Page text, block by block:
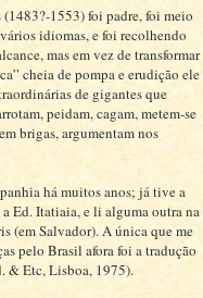
1553) foi padre, foi meio
idiomas, e foi recolhendo
mas em vez de transformar
cheia de pompa e erudição ele
de gigantes que
peidam, cagam, metem-se
brigas, argumentam nos
há muitos anos; já tive a
Ed. Itatiaia, e li alguma outra na
(em Salvador). A única que me
pelo Brasil afora foi a tradução
& Etc, Lisboa, 1975).